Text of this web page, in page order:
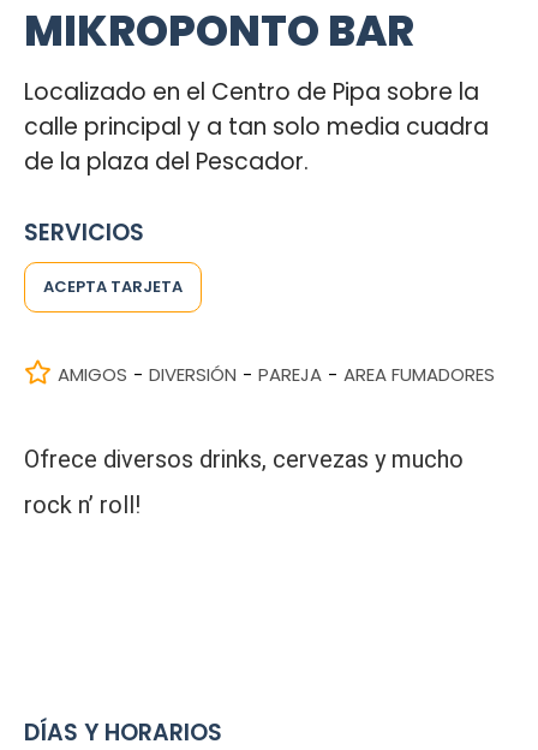
MIKROPONTO BAR
Localizado en el Centro de Pipa sobre la
calle principal y a tan solo media cuadra
de la plaza del Pescador.
SERVICIOS
ACEPTA TARJETA
AMIGOS - DIVERSIÓN - PAREJA - AREA FUMADORES
Ofrece diversos drinks, cervezas y mucho
rock n’ roll!
DÍAS Y HORARIOS